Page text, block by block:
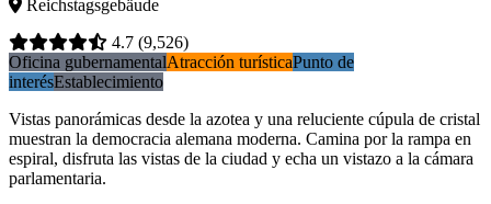
Reichstagsgebäude
4.7 (9,526)
Oficina gubernamentalAtracción turísticaPunto de
interésEstablecimiento
Vistas panorámicas desde la azotea y una reluciente cúpula de cristal
muestran la democracia alemana moderna. Camina por la rampa en
espiral, disfruta las vistas de la ciudad y echa un vistazo a la cámara
parlamentaria.